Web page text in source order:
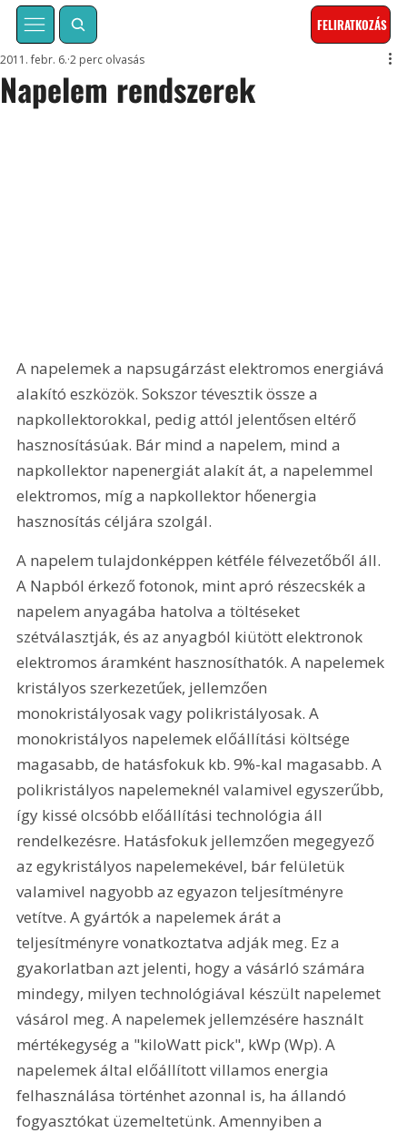
FELIRATKOZÁS
Napelem rendszerek
2011. febr. 6. 2 perc olvasás
A napelemek a napsugárzást elektromos energiává
alakító eszközök. Sokszor tévesztik össze a
napkollektorokkal, pedig attól jelentősen eltérő
hasznosításúak. Bár mind a napelem, mind a
napkollektor napenergiát alakít át, a napelemmel
elektromos, míg a napkollektor hőenergia
hasznosítás céljára szolgál.
A napelem tulajdonképpen kétféle félvezetőből áll.
A Napból érkező fotonok, mint apró részecskék a
napelem anyagába hatolva a töltéseket
szétválasztják, és az anyagból kiütött elektronok
elektromos áramként hasznosíthatók. A napelemek
kristályos szerkezetűek, jellemzően
monokristályosak vagy polikristályosak. A
monokristályos napelemek előállítási költsége
magasabb, de hatásfokuk kb. 9%-kal magasabb. A
polikristályos napelemeknél valamivel egyszerűbb,
így kissé olcsóbb előállítási technológia áll
rendelkezésre. Hatásfokuk jellemzően megegyező
az egykristályos napelemekével, bár felületük
valamivel nagyobb az egyazon teljesítményre
vetítve. A gyártók a napelemek árát a
teljesítményre vonatkoztatva adják meg. Ez a
gyakorlatban azt jelenti, hogy a vásárló számára
mindegy, milyen technológiával készült napelemet
vásárol meg. A napelemek jellemzésére használt
mértékegység a "kiloWatt pick", kWp (Wp). A
napelemek által előállított villamos energia
felhasználása történhet azonnal is, ha állandó
fogyasztókat üzemeltetünk. Amennyiben a